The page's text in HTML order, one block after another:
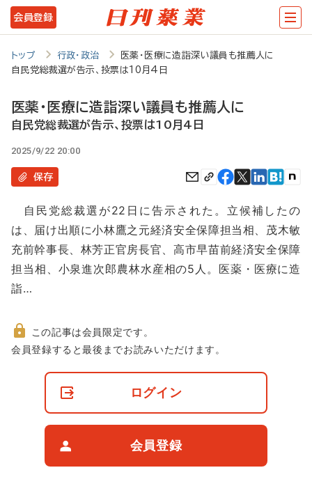
メ
イ
ツ
に
動
会員登録
トップ 行政・政治
医薬・医療に造詣深い議員も推薦人に
自民党総裁選が告示、投票は10月4日
医薬・医療に造詣深い議員も推薦人に
自民党総裁選が告示、投票は10月4日
2025/9/22 20:00
保存
自民党総裁選が22日に告示された。立候補したの
は、届け出順に小林鷹之元経済安全保障担当相、茂木敏
充前幹事長、林芳正官房長官、高市早苗前経済安全保障
担当相、小泉進次郎農林水産相の5人。医薬・医療に造
詣…
非
この記事は会員限定です。
会員登録すると最後までお読みいただけます。
ログイン
会員登録